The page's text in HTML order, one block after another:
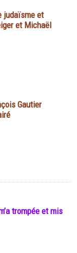
judaïsme et
et Michaël
Gautier
trompée et mis